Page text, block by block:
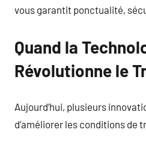
vous garantit ponctualité,
Quand la
Révolutionne le
Aujourd’hui, plusieurs
d’améliorer les conditions de